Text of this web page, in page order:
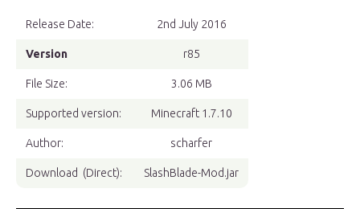
Release Date: 2nd July 2016
Version r85
File Size: 3.06 MB
Supported version: Minecraft 1.7.10
Author: scharfer
Download (Direct): SlashBlade-Mod.jar